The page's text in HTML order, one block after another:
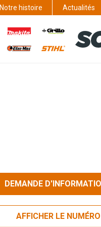
Notre histoire Actualités
DEMANDE
AFFICHER LE NUMÉRO